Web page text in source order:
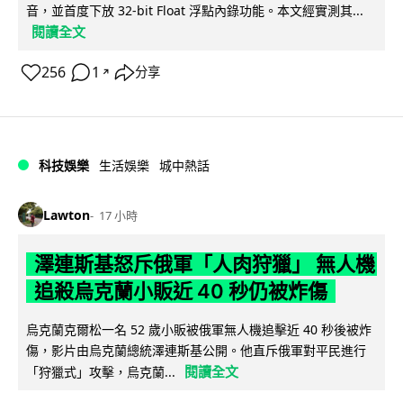
音，並首度下放 32-bit Float 浮點內錄功能。本文經實測其...
閱讀全文
256 1 ↗ 分享
科技娛樂 生活娛樂 城中熱話
Lawton 17 小時
澤連斯基怒斥俄軍「人肉狩獵」 無人機
追殺烏克蘭小販近 40 秒仍被炸傷
烏克蘭克爾松一名 52 歲小販被俄軍無人機追擊近 40 秒後被炸
傷，影片由烏克蘭總統澤連斯基公開。他直斥俄軍對平民進行
「狩獵式」攻擊，烏克蘭...
閱讀全文